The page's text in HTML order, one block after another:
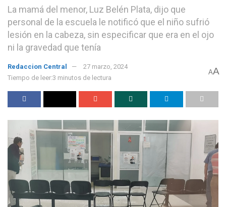
La mamá del menor, Luz Belén Plata, dijo que
personal de la escuela le notificó que el niño sufrió
lesión en la cabeza, sin especificar que era en el ojo
ni la gravedad que tenía
Redaccion Central
27 marzo, 2024
Tiempo de leer:3 minutos de lectura
AA